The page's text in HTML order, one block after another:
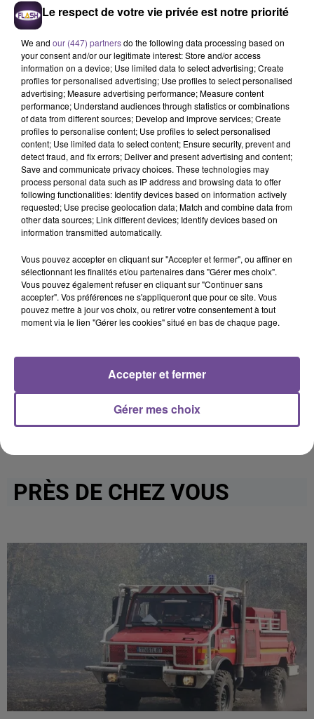
ELLIOTT
On S'oubliera
ED SHEERAN
Perfect
BEBE REXHA
New Religion
6h41
6h41
LARTISTE FEAT. AWA
IMANI
Chocolat
6h39
6h39
SOUND OF LEGEND
San Francisco
6h35
6h35
JUSTIN BIEBER
Baby (feat. Ludacris)
Cet élément est masqué compte-tenu du refus du
dépôt de cookies que vous avez exprimé. Si vous
en cliquant sur le bouton ci-dessous.
PRÈS DE CHEZ VOUS
Le respect de votre vie privée est notre priorité
We and our (447) partnersdo the following data processing based on
your consent and/or our legitimate interest: Store and/or access
information on a device; Use limited data to select advertising; Create
profiles for personalised advertising; Use profiles to select personalised
advertising; Measure advertising performance; Measure content
performance; Understand audiences through statistics or combinations
of data from different sources; Develop and improve services; Create
profiles to personalise content; Use profiles to select personalised
content; Use limited data to select content; Ensure security, prevent and
detect fraud, and fix errors; Deliver and present advertising and content;
Save and communicate privacy choices. These technologies may
process personal data such as IP address and browsing data to offer
following functionalities: Identify devices based on information actively
requested; Use precise geolocation data; Match and combine data from
other data sources; Link different devices; Identify devices based on
information transmitted automatically.
Vous pouvez accepter en cliquant sur "Accepter et fermer", ou affiner en
sélectionnant les finalités et/ou partenaires dans "Gérer mes choix".
Vous pouvez également refuser en cliquant sur "Continuer sans
accepter". Vos préférences ne s'appliqueront que pour ce site. Vous
pouvez mettre à jour vos choix, ou retirer votre consentement à tout
moment via le lien "Gérer les cookies" situé en bas de chaque page.
Gérer mes choix
Accepter et fermer